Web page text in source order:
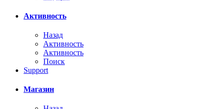
Активность
Назад
Активность
Активность
Поиск
Support
Магазин